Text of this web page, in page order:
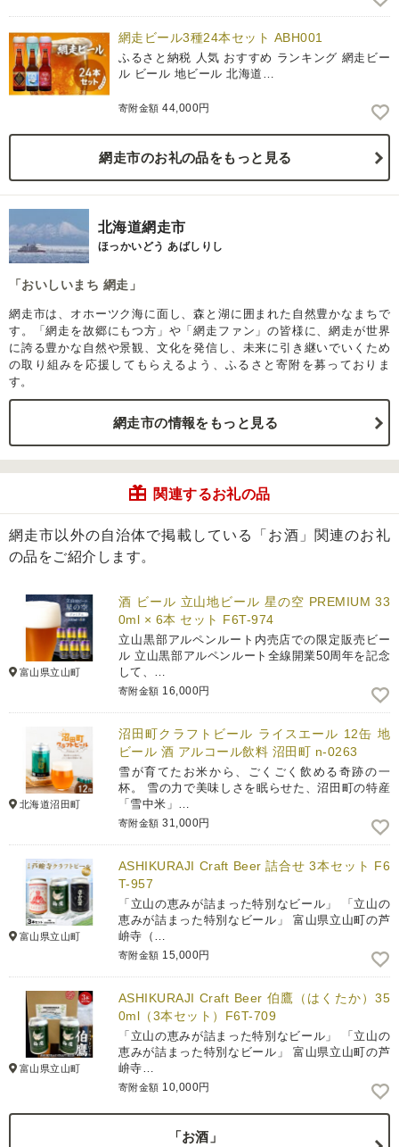
網走ビール3種24本セット ABH001
ふるさと納税 人気 おすすめ ランキング 網走ビー
ル ビール 地ビール 北海道…
寄附金額 44,000円
網走市のお礼の品をもっと見る
北海道網走市
ほっかいどう あばしりし
「おいしいまち 網走」
網走市は、オホーツク海に面し、森と湖に囲まれた自然豊かなまちで
す。「網走を故郷にもつ方」や「網走ファン」の皆様に、網走が世界
に誇る豊かな自然や景観、文化を発信し、未来に引き継いでいくため
の取り組みを応援してもらえるよう、ふるさと寄附を募っておりま
す。
網走市の情報をもっと見る
関連するお礼の品
網走市以外の自治体で掲載している「お酒」関連のお礼
の品をご紹介します。
富山県立山町
酒 ビール 立山地ビール 星の空 PREMIUM 33
0ml × 6本 セット F6T-974
立山黒部アルペンルート内売店での限定販売ビー
ル 立山黒部アルペンルート全線開業50周年を記念
して、…
寄附金額 16,000円
北海道沼田町
沼田町クラフトビール ライスエール 12缶 地
ビール 酒 アルコール飲料 沼田町 n-0263
雪が育てたお米から、ごくごく飲める奇跡の一
杯。 雪の力で美味しさを眠らせた、沼田町の特産
「雪中米」…
寄附金額 31,000円
富山県立山町
ASHIKURAJI Craft Beer 詰合せ 3本セット F6
T-957
「立山の恵みが詰まった特別なビール」 「立山の
恵みが詰まった特別なビール」 富山県立山町の芦
峅寺（…
寄附金額 15,000円
富山県立山町
ASHIKURAJI Craft Beer 伯鷹（はくたか）35
0ml（3本セット）F6T-709
「立山の恵みが詰まった特別なビール」 「立山の
恵みが詰まった特別なビール」 富山県立山町の芦
峅寺…
寄附金額 10,000円
「お酒」